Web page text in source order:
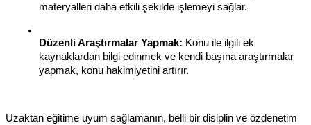
materyalleri daha etkili şekilde işlemeyi sağlar.
Düzenli Araştırmalar Yapmak: Konu ile ilgili ek
kaynaklardan bilgi edinmek ve kendi başına araştırmalar
yapmak, konu hakimiyetini artırır.
Uzaktan eğitime uyum sağlamanın, belli bir disiplin ve özdenetim